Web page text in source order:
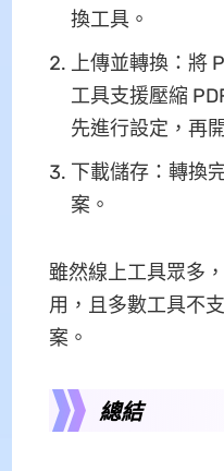
換工具。
上傳並轉換：將
工具支援壓縮
先進行設定，再
下載儲存：轉換
案。
雖然線上工具眾多
用，且多數工具不
案。
總結